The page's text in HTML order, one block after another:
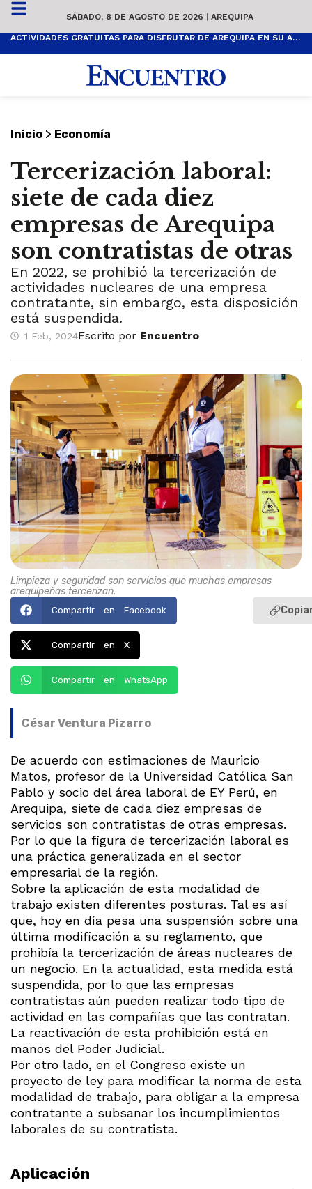
SÁBADO, 8 DE AGOSTO DE 2026 | AREQUIPA
ACTIVIDADES GRATUITAS PARA DISFRUTAR DE AREQUIPA EN SU ANIVERSARIO
Inicio > Economía
Tercerización laboral:
siete de cada diez
empresas de Arequipa
son contratistas de otras
En 2022, se prohibió la tercerización de
actividades nucleares de una empresa
contratante, sin embargo, esta disposición
está suspendida.
1 Feb, 2024Escrito por Encuentro
Limpieza y seguridad son servicios que muchas empresas
arequipeñas tercerizan.
Compartir en Facebook
Compartir en X
Compartir en WhatsApp
César Ventura Pizarro
De acuerdo con estimaciones de Mauricio
Matos, profesor de la Universidad Católica San
Pablo y socio del área laboral de EY Perú, en
Arequipa, siete de cada diez empresas de
servicios son contratistas de otras empresas.
Por lo que la figura de tercerización laboral es
una práctica generalizada en el sector
empresarial de la región.
Sobre la aplicación de esta modalidad de
trabajo existen diferentes posturas. Tal es así
que, hoy en día pesa una suspensión sobre una
última modificación a su reglamento, que
prohibía la tercerización de áreas nucleares de
un negocio. En la actualidad, esta medida está
suspendida, por lo que las empresas
contratistas aún pueden realizar todo tipo de
actividad en las compañías que las contratan.
La reactivación de esta prohibición está en
manos del Poder Judicial.
Por otro lado, en el Congreso existe un
proyecto de ley para modificar la norma de esta
modalidad de trabajo, para obligar a la empresa
contratante a subsanar los incumplimientos
laborales de su contratista.
Aplicación